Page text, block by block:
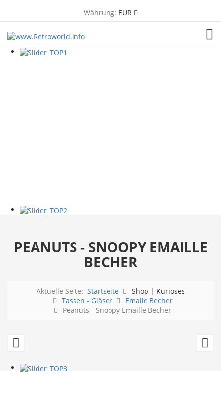
Währung: EUR
PEANUTS - SNOOPY EMAILLE
BECHER
Aktuelle Seite: Startseite
Shop | Kurioses
Tassen - Gläser
Emaile Becher
Peanuts - Snoopy Emaille Becher
Emaille